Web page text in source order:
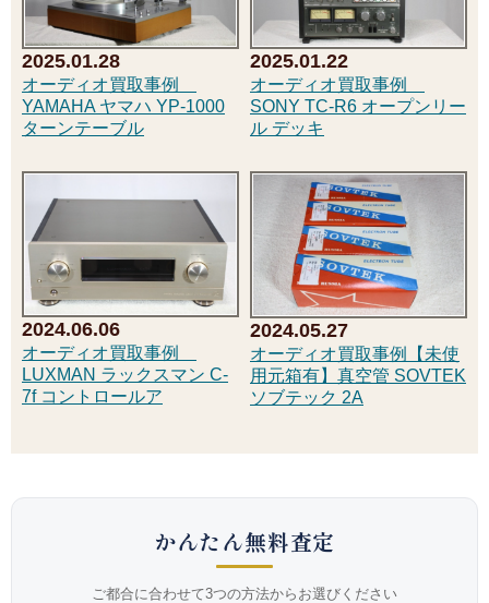
2025.01.28
オーディオ買取事例
YAMAHA ヤマハ YP-1000
ターンテーブル
2025.01.22
オーディオ買取事例
SONY TC-R6 オープンリー
ル デッキ
2024.06.06
オーディオ買取事例
LUXMAN ラックスマン C-
7f コントロールア
2024.05.27
オーディオ買取事例【未使
用元箱有】真空管 SOVTEK
ソブテック 2A
かんたん無料査定
ご都合に合わせて3つの方法からお選びください